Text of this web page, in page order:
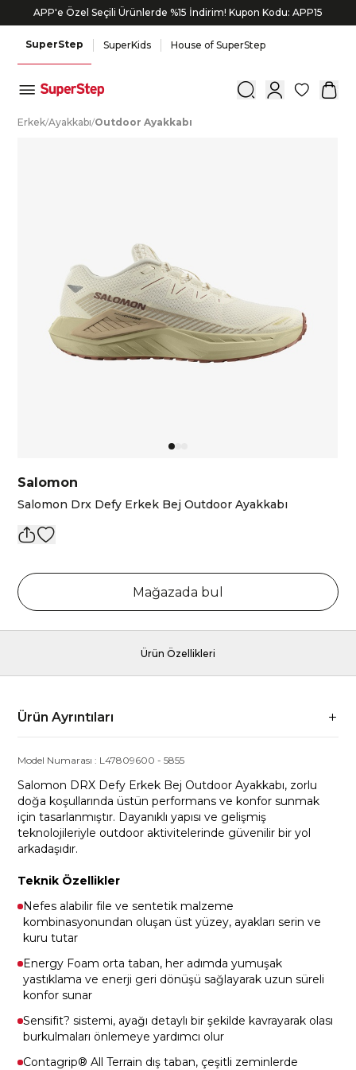
APP'e Özel Seçili Ürünlerde %15 İndirim! Kupon Kodu: APP15
SuperStep SuperKids House of SuperStep
0
Erkek/Ayakkabı/Outdoor Ayakkabı
Salomon
Salomon Drx Defy Erkek Bej Outdoor Ayakkabı
Mağazada bul
Ürün Özellikleri
Ürün Ayrıntıları
Model Numarası : L47809600 -5855
Salomon DRX Defy Erkek Bej Outdoor Ayakkabı, zorlu
doğa koşullarında üstün performans ve konfor sunmak
için tasarlanmıştır. Dayanıklı yapısı ve gelişmiş
teknolojileriyle outdoor aktivitelerinde güvenilir bir yol
arkadaşıdır.
Teknik Özellikler
Nefes alabilir file ve sentetik malzeme
kombinasyonundan oluşan üst yüzey, ayakları serin ve
kuru tutar
Energy Foam orta taban, her adımda yumuşak
yastıklama ve enerji geri dönüşü sağlayarak uzun süreli
konfor sunar
Sensifit? sistemi, ayağı detaylı bir şekilde kavrayarak olası
burkulmaları önlemeye yardımcı olur
Contagrip® All Terrain dış taban, çeşitli zeminlerde